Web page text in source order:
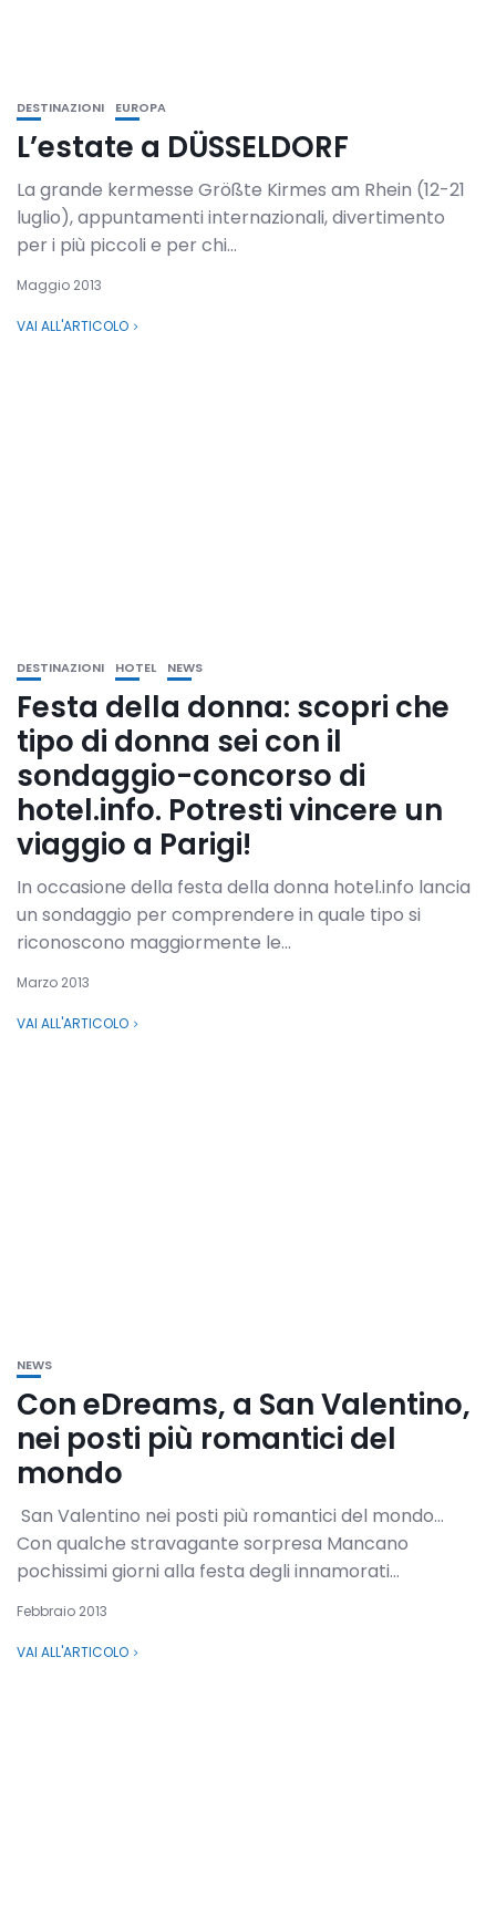
DESTINAZIONI EUROPA
L’estate a DÜSSELDORF
La grande kermesse Größte Kirmes am Rhein (12-21
luglio), appuntamenti internazionali, divertimento
per i più piccoli e per chi...
Maggio 2013
VAI ALL'ARTICOLO
DESTINAZIONI HOTEL NEWS
Festa della donna: scopri che
tipo di donna sei con il
sondaggio-concorso di
hotel.info. Potresti vincere un
viaggio a Parigi!
In occasione della festa della donna hotel.info lancia
un sondaggio per comprendere in quale tipo si
riconoscono maggiormente le...
Marzo 2013
VAI ALL'ARTICOLO
NEWS
Con eDreams, a San Valentino,
nei posti più romantici del
mondo
San Valentino nei posti più romantici del mondo…
Con qualche stravagante sorpresa Mancano
pochissimi giorni alla festa degli innamorati...
Febbraio 2013
VAI ALL'ARTICOLO